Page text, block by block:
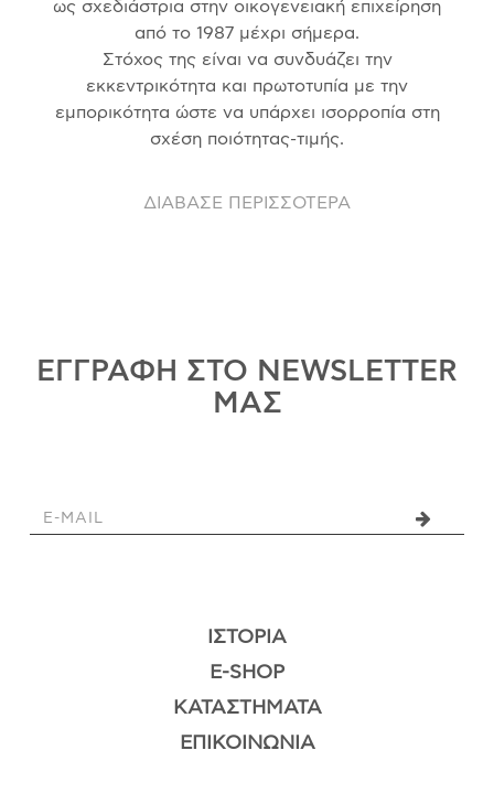
ως σχεδιάστρια στην οικογενειακή επιχείρηση
από το 1987 μέχρι σήμερα.
Στόχος της είναι να συνδυάζει την
εκκεντρικότητα και πρωτοτυπία με την
εμπορικότητα ώστε να υπάρχει ισορροπία στη
σχέση ποιότητας-τιμής.
ΔΙΑΒΑΣΕ ΠΕΡΙΣΣΟΤΕΡΑ
ΕΓΓΡΑΦΗ ΣΤΟ NEWSLETTER
ΜΑΣ
ΙΣΤΟΡΊΑ
E-SHOP
ΚΑΤΑΣΤΉΜΑΤΑ
ΕΠΙΚΟΙΝΩΝΊΑ